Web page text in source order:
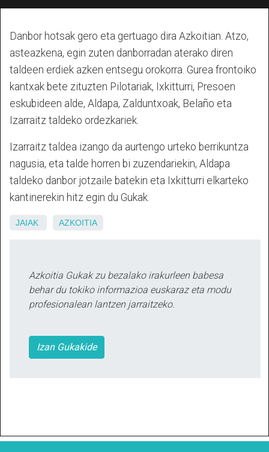
Danbor hotsak gero eta gertuago dira Azkoitian. Atzo,
asteazkena, egin zuten danborradan aterako diren
taldeen erdiek azken entsegu orokorra. Gurea frontoiko
kantxak bete zituzten Pilotariak, Ixkitturri, Presoen
eskubideen alde, Aldapa, Zalduntxoak, Belaño eta
Izarraitz taldeko ordezkariek.
Izarraitz taldea izango da aurtengo urteko berrikuntza
nagusia, eta talde horren bi zuzendariekin, Aldapa
taldeko danbor jotzaile batekin eta Ixkitturri elkarteko
kantinerekin hitz egin du Gukak.
JAIAK AZKOITIA
Azkoitia Gukak zu bezalako irakurleen babesa
behar du tokiko informazioa euskaraz eta modu
profesionalean lantzen jarraitzeko.
Izan Gukakide